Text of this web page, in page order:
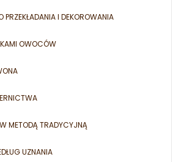
PRZEKŁADANIA I DEKOROWANIA
OWOCÓW
METODĄ TRADYCYJNĄ
UZNANIA